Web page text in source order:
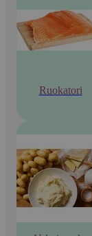
Ruokatori